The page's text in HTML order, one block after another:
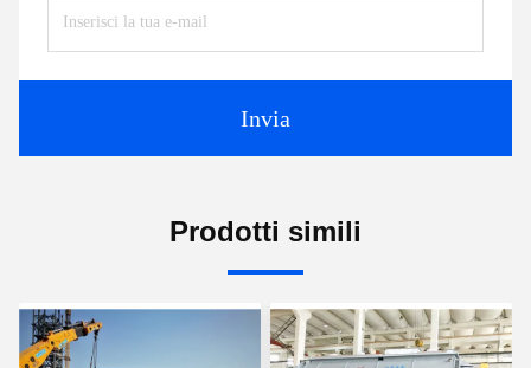
Invia
Prodotti simili